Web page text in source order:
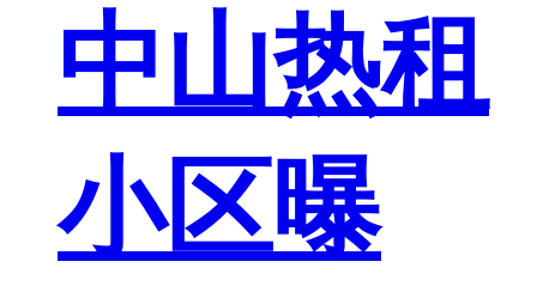
中山热租
小区曝